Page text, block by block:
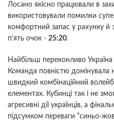
Лосано якісно працювали в
використовували помилки
комфортний запас у рахунку й
п'ять очок - 25:20.
Найбільш переконливо
Команда повністю
швидкий комбінаційний
елементах. Кубинці так і не
агресивні дії українців, а
підсумком переваги “синьо-